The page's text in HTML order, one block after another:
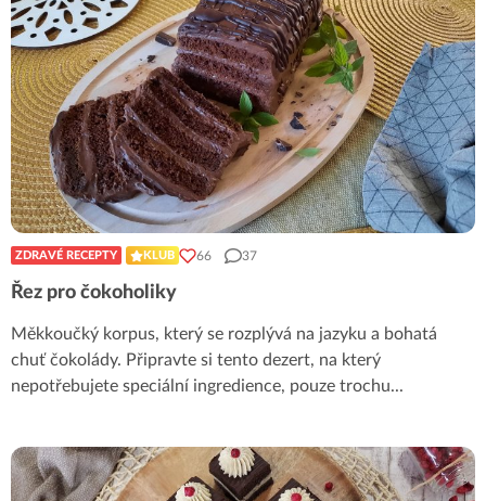
ZDRAVÉ RECEPTY KLUB 66 37
Řez pro čokoholiky
Měkkoučký korpus, který se rozplývá na jazyku a bohatá
chuť čokolády. Připravte si tento dezert, na který
nepotřebujete speciální ingredience, pouze trochu...